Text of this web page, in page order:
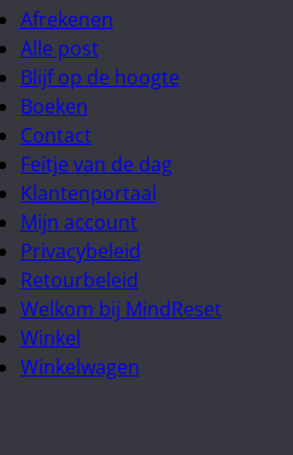
Afrekenen
Alle post
Blijf op de hoogte
Boeken
Contact
Feitje van de dag
Klantenportaal
Mijn account
Privacybeleid
Retourbeleid
Welkom bij MindReset
Winkel
Winkelwagen